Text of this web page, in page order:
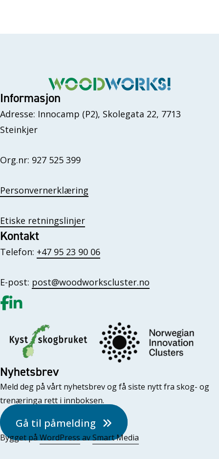
Informasjon
Adresse: Innocamp (P2), Skolegata 22, 7713
Steinkjer
Org.nr: 927 525 399
Personvernerklæring
Etiske retningslinjer
Kontakt
Telefon: +47 95 23 90 06
E-post: post@woodworkscluster.no
Gå til vår Facebook
Gå til vår LinkedIn
Nyhetsbrev
Meld deg på vårt nyhetsbrev og få siste nytt fra skog- og
trenæringa rett i innboksen.
Gå til påmelding
Bygget på WordPress avSmart Media